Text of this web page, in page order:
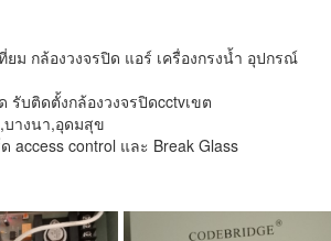
ยม กล้องวงจรปิด แอร์ เครื่องกรงน้ำ อุปกรณ์
รับติดตั้งกล้องวงจรปิดcctvเขต
างนา,อุดมสุข
access control และ Break Glass